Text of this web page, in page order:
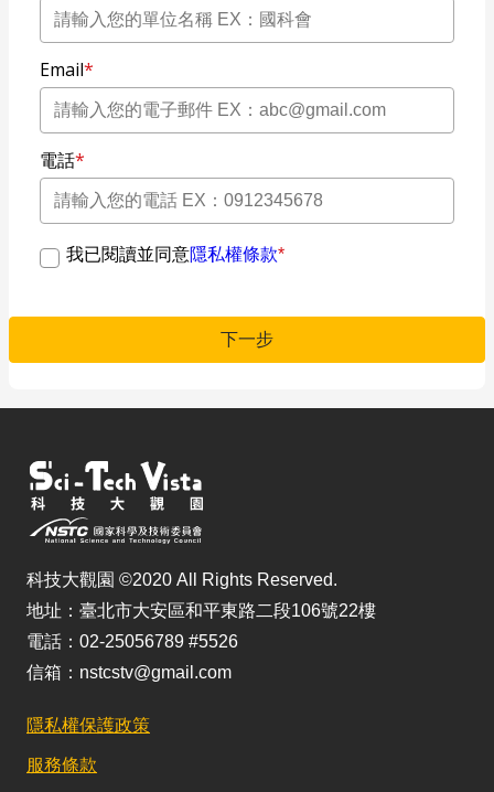
Email*
電話*
我已閱讀並同意隱私權條款*
下一步
科技大觀園 ©2020 All Rights Reserved.
地址：臺北市大安區和平東路二段106號22樓
電話：02-25056789 #5526
信箱：nstcstv@gmail.com
隱私權保護政策
服務條款